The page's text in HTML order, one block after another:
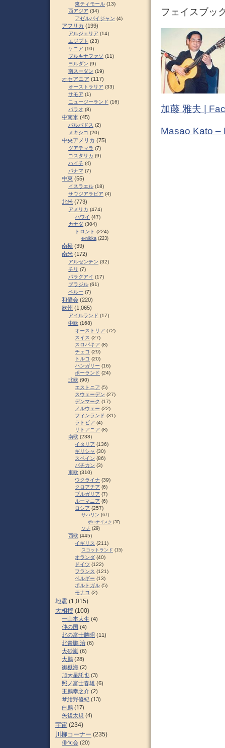
フェイスブッ
加藤 雅夫 |
Masao Kato –
東ティモール (13)
西アジア (34)
アゼルバイジャン (4)
アフリカ (199)
アルジェリア (14)
エジプト (23)
ケニア (10)
ブルキナファソ (11)
ヨルダン (9)
南スーダン (19)
オセアニア (117)
オーストラリア (33)
サモア (1)
ニュージーランド (16)
パラオ (8)
中南米 (45)
バルバドス (2)
メキシコ (20)
中央アメリカ (75)
グアテマラ (7)
コスタリカ (9)
ハイチ (4)
パナマ (7)
中東 (55)
イスラエル (18)
サウジアラビア (4)
北米 (773)
アメリカ (474)
ハワイ (47)
カナダ (304)
トロント (224)
e-nikka (223)
南極 (39)
南米 (172)
アルゼンチン (32)
チリ (7)
パラグアイ (17)
ブラジル (61)
ペルー (7)
和僑会 (220)
欧州 (1,065)
アイルランド (17)
中欧 (168)
オーストリア (72)
スイス (27)
スロパキア (8)
チェコ (29)
トルコ (20)
ハンガリー (16)
ポーランド (24)
北欧 (90)
エストニア (5)
スウェーデン (27)
デンマーク (17)
ノルウェー (22)
フィンランド (31)
ラトビア (4)
リトアニア (8)
南欧 (238)
イタリア (136)
ギリシャ (30)
スペイン (86)
バチカン (3)
東欧 (310)
ウクライナ (39)
クロアチア (6)
ブルガリア (7)
ルーマニア (6)
ロシア (257)
サハリン (67)
ポロナイスク (37)
ソチ (29)
西欧 (445)
イギリス (211)
スコットランド (15)
オランダ (40)
ドイツ (122)
フランス (121)
ベルギー (13)
ポルトガル (5)
モナコ (2)
地震 (1,015)
大相撲 (100)
一山本大生 (4)
仲の国 (4)
北の富士勝昭 (11)
北青鵬 治 (6)
大砂嵐 (6)
大鵬 (28)
御嶽海 (2)
旭大星託也 (3)
照ノ富士春雄 (6)
王鵬幸之介 (2)
琴紺野優紀 (13)
白鵬 (17)
矢後太規 (4)
宇宙 (234)
川柳コーナー (235)
俳句会 (20)